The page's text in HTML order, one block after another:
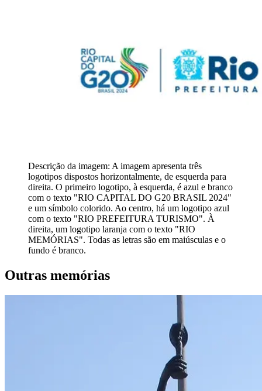
Descrição da imagem: A imagem apresenta três
logotipos dispostos horizontalmente, de esquerda para
direita. O primeiro logotipo, à esquerda, é azul e branco
com o texto "RIO CAPITAL DO G20 BRASIL 2024"
e um símbolo colorido. Ao centro, há um logotipo azul
com o texto "RIO PREFEITURA TURISMO". À
direita, um logotipo laranja com o texto "RIO
MEMÓRIAS". Todas as letras são em maiúsculas e o
fundo é branco.
Outras memórias